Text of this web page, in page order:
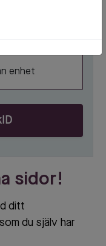
enhet
sidor!
ditt
du själv har